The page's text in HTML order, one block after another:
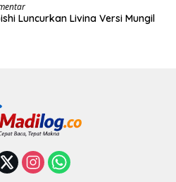
Luncurkan Livina Versi Mungil